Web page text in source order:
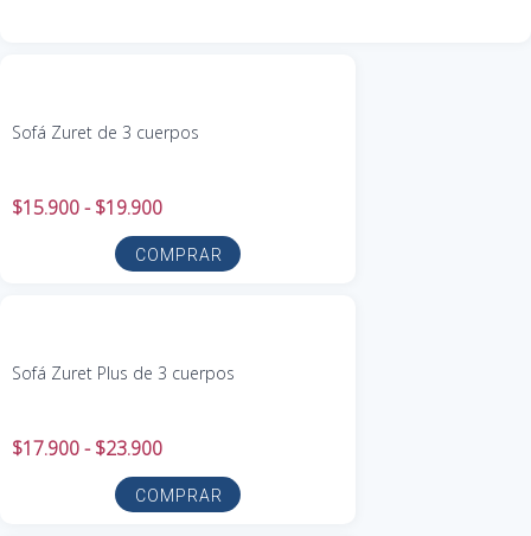
Sofá Zuret de 3 cuerpos
$15.900- $19.900
COMPRAR
Sofá Zuret Plus de 3 cuerpos
$17.900- $23.900
COMPRAR